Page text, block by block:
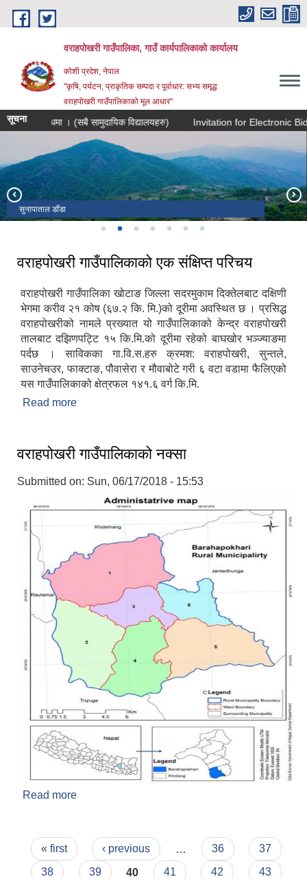
Skip to main content
वराहपोखरी गाउँपालिका, गाउँ कार्यपालिकाको कार्यालय
कोशी प्रदेश, नेपाल
"कृषि, पर्यटन, प्राकृतिक सम्पदा र पूर्वाधार: सभ्य समृद्ध
वराहपोखरी गाउँपालिकाको मूल आधार"
सूचना
सम्बन्धमा । (सबै सामुदायिक विद्यालयहरु) Invitation for Electronic Bids
वराहपोखरी गाउँपालिकाको प्रशासकीय भवन
सुनापाताल डाँडा
वराहपोखरी ताल -Top View
ईन्टरनेट टावर
वराहपोखरी गा.पा. कार्यालय भवन
गोकुलथुम्का टेलिकम टावर
हरीबोधनी एकादशी मेला-वराहपोखरी ताल
वराहपोखरी गाउँपालिकाको एक संक्षिप्त परिचय
वराहपोखरी गाउँपालिका खोटाङ जिल्ला सदरमुकाम दिक्तेलबाट दक्षिणी
भेगमा करीव २१ कोष (६७.२ कि. मि.)को दूरीमा अवस्थित छ । प्रसिद्ध
वराहपोखरीको नामले प्रख्यात यो गाउँपालिकाको केन्द्र वराहपोखरी
तालबाट दझिणपट्टि १५ कि.मि.को दूरीमा रहेको बाघखोर भञ्ज्याङमा
पर्दछ । साविकका गा.वि.स.हरु क्रमश: वराहपोखरी, सुन्तले,
साउनेचउर, फाक्टाङ, पौवासेरा र मौवाबोटे गरी ६ वटा वडामा फैलिएको
यस गाउँपालिकाको क्षेत्रफल १४१.६ वर्ग कि.मि.
Read more
वराहपोखरी गाउँपालिकाको नक्सा
Submitted on: Sun, 06/17/2018 - 15:53
Read more
Pages
« first ‹ previous … 36
37
38
39 40 41 42
43